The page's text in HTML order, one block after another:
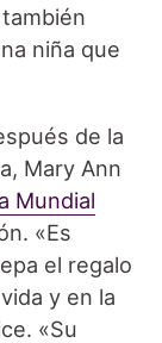
niña que
de la
Mary Ann
Mundial
«Es
el regalo
y en la
«Su